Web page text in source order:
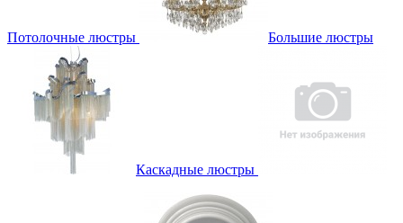
Потолочные люстры Большие люстры
Каскадные люстры